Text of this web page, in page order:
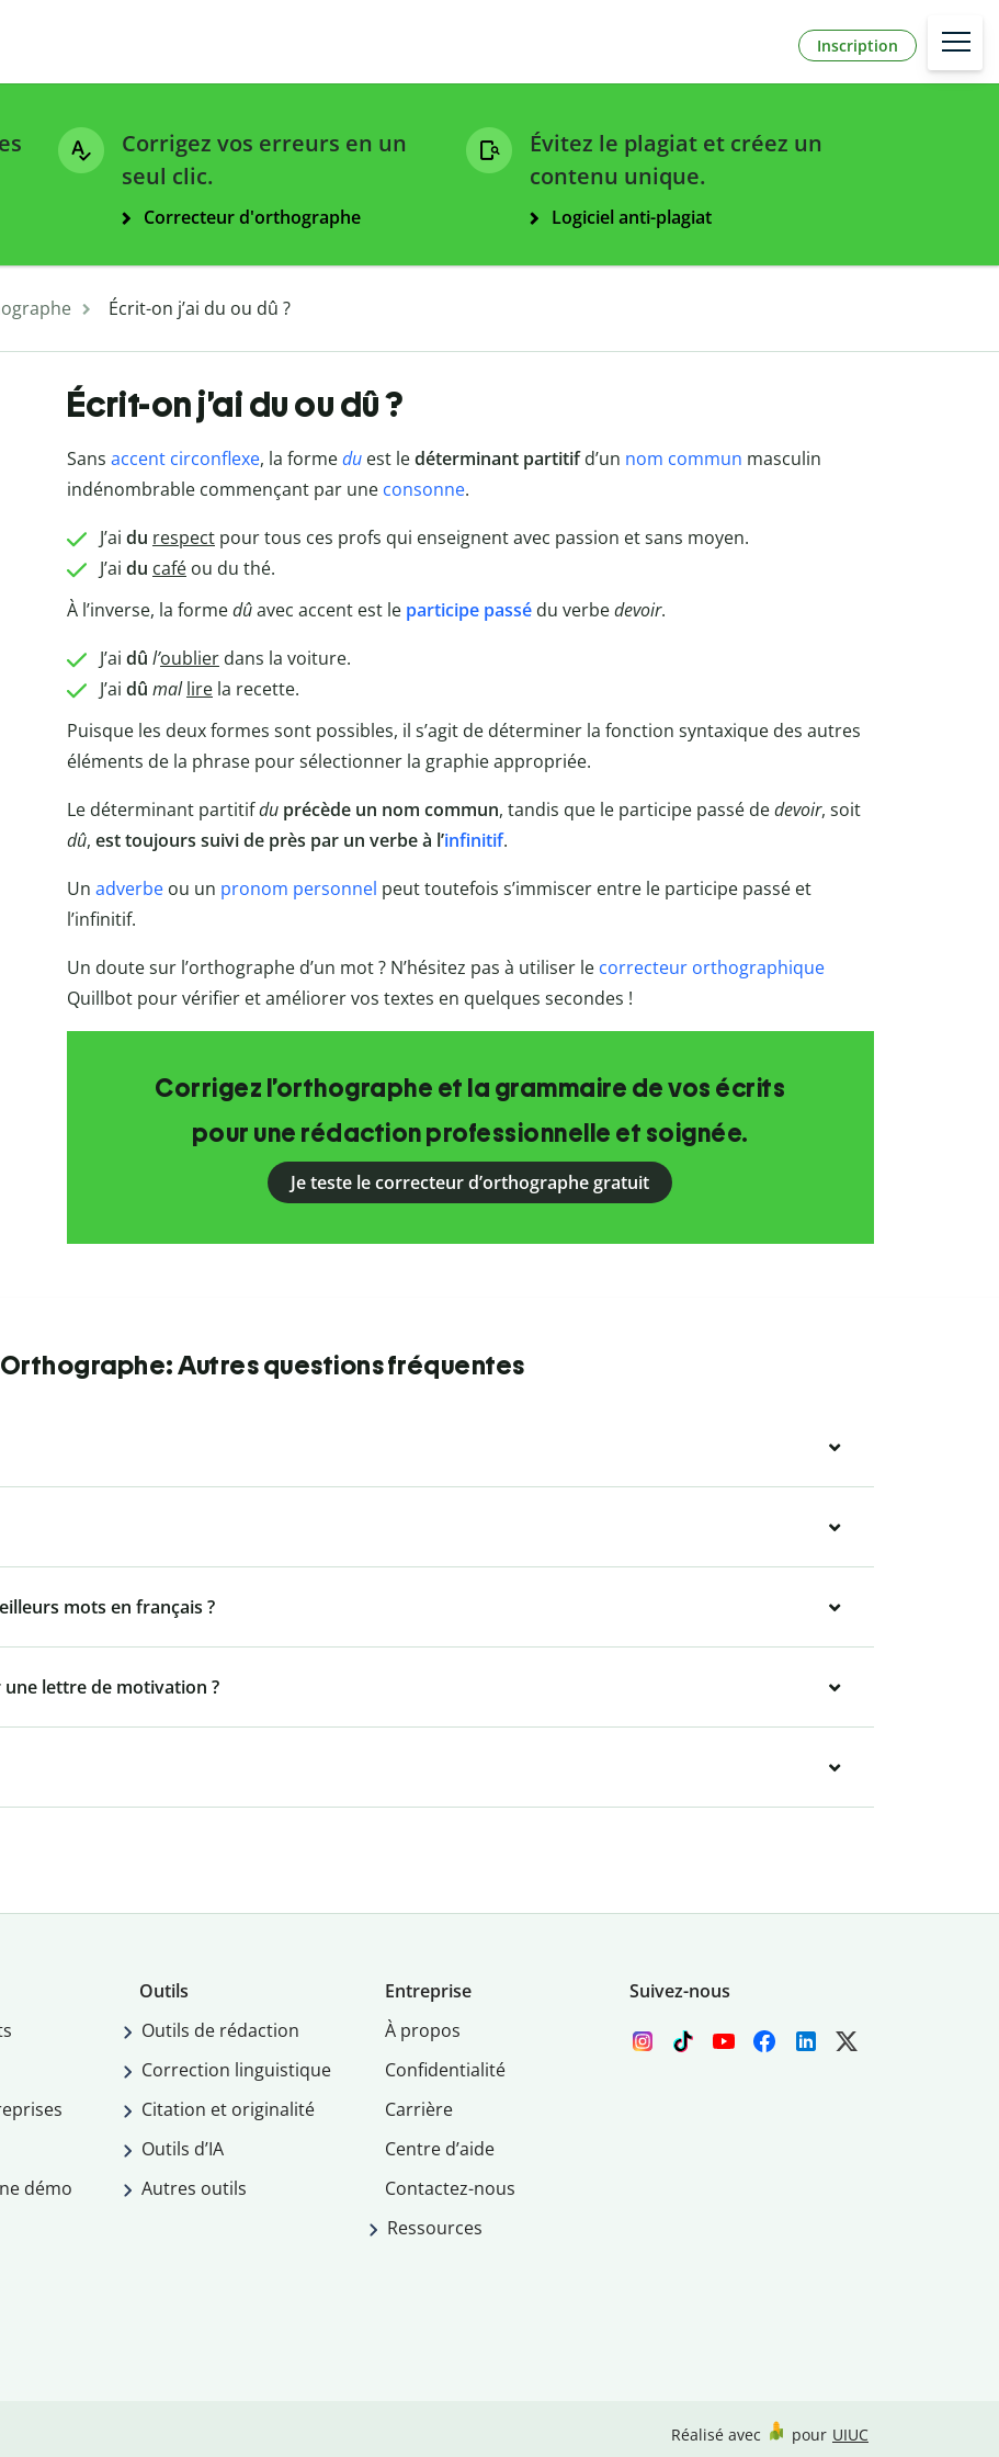
Inscription
Corrigez vos erreurs en un
seul clic.
Correcteur d'orthographe
Évitez le plagiat et créez un
contenu unique.
Logiciel anti-plagiat
Écrit-on j’ai du ou dû ?
Écrit-on j’ai du ou dû ?
Sans accent circonflexe, la formeduest ledéterminant partitifd’un nom commun masculin
indénombrable commençant par une consonne.
J’ai du respectpour tous ces profs qui enseignent avec passion et sans moyen.
J’ai du caféou du thé.
À l’inverse, la formedûavec accent est le participe passédu verbedevoir.
J’ai dû l’oublierdans la voiture.
J’ai dû mallirela recette.
Puisque les deux formes sont possibles, il s’agit de déterminer la fonction syntaxique des autres
éléments de la phrase pour sélectionner la graphie appropriée.
Le déterminant partitifdu précède un nom commun, tandis que le participe passé dedevoir, soit
dû, est toujours suivi de près par un verbe à l’infinitif.
Un adverbeou un pronom personnel peut toutefois s’immiscer entre le participe passé et
l’infinitif.
Un doute sur l’orthographe d’un mot ? N’hésitez pas à utiliser lecorrecteur orthographique
Quillbot pour vérifier et améliorer vos textes en quelques secondes !
Corrigez l’orthographe et la grammaire de vos écrits
pour une rédaction professionnelle et soignée.
Je teste le correcteur d’orthographe gratuit
Orthographe: Autres questions fréquentes
mots en français ?
lettre de motivation ?
démo
Outils
Outils de rédaction
Correction linguistique
Citation et originalité
Outils d’IA
Autres outils
Entreprise
À propos
Confidentialité
Carrière
Centre d’aide
Contactez-nous
Ressources
Suivez-nous
Réalisé avec pour UIUC